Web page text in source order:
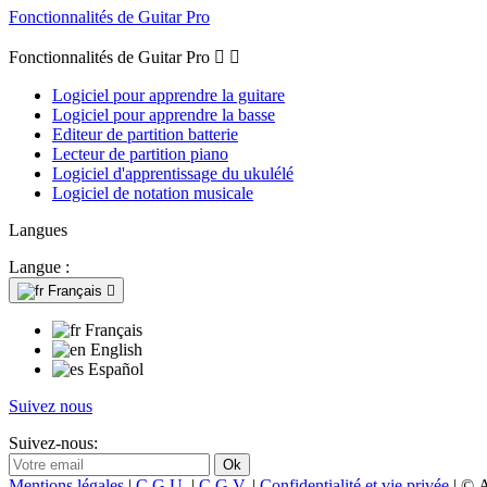
Fonctionnalités de Guitar Pro
Fonctionnalités de Guitar Pro  
Logiciel pour apprendre la guitare
Logiciel pour apprendre la basse
Editeur de partition batterie
Lecteur de partition piano
Logiciel d'apprentissage du ukulélé
Logiciel de notation musicale
Langues
Langue :
Français 
Français
English
Español
Suivez nous
Suivez-nous: